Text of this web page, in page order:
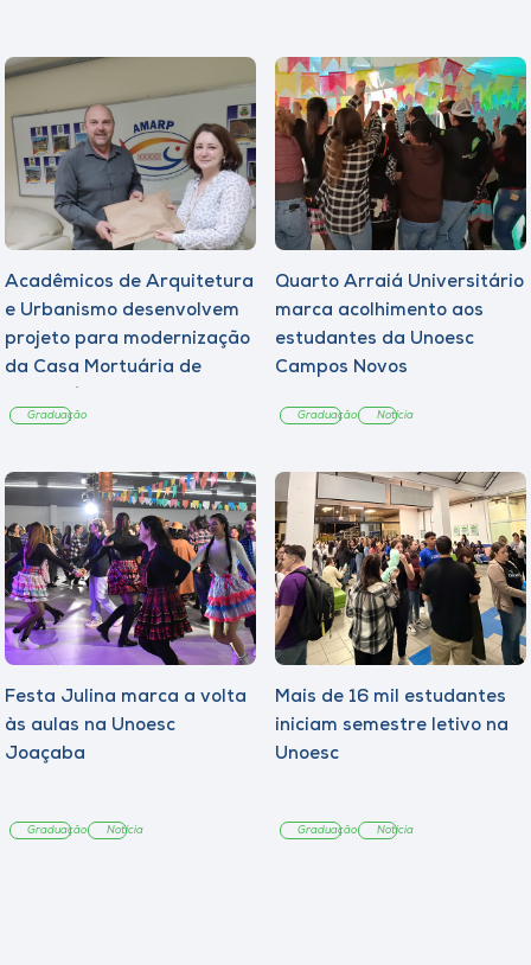
Acadêmicos de Arquitetura
e Urbanismo desenvolvem
projeto para modernização
da Casa Mortuária de
Graduação
Quarto Arraiá Universitário
marca acolhimento aos
estudantes da Unoesc
Campos Novos
Graduação Notícia
Festa Julina marca a volta
às aulas na Unoesc
Joaçaba
Graduação Notícia
Mais de 16 mil estudantes
iniciam semestre letivo na
Unoesc
Graduação Notícia